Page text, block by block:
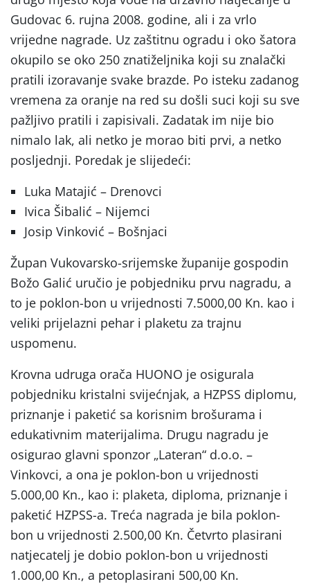
Gudovac 6. rujna 2008. godine, ali i za vrlo
vrijedne nagrade. Uz zaštitnu ogradu i oko šatora
okupilo se oko 250 znatiželjnika koji su znalački
pratili izoravanje svake brazde. Po isteku zadanog
vremena za oranje na red su došli suci koji su sve
pažljivo pratili i zapisivali. Zadatak im nije bio
nimalo lak, ali netko je morao biti prvi, a netko
posljednji. Poredak je slijedeći:
Luka Matajić – Drenovci
Ivica Šibalić – Nijemci
Josip Vinković – Bošnjaci
Župan Vukovarsko-srijemske županije gospodin
Božo Galić uručio je pobjedniku prvu nagradu, a
to je poklon-bon u vrijednosti 7.5000,00 Kn. kao i
veliki prijelazni pehar i plaketu za trajnu
uspomenu.
Krovna udruga orača HUONO je osigurala
pobjedniku kristalni svijećnjak, a HZPSS diplomu,
priznanje i paketić sa korisnim brošurama i
edukativnim materijalima. Drugu nagradu je
osigurao glavni sponzor „Lateran“ d.o.o. –
Vinkovci, a ona je poklon-bon u vrijednosti
5.000,00 Kn., kao i: plaketa, diploma, priznanje i
paketić HZPSS-a. Treća nagrada je bila poklon-
bon u vrijednosti 2.500,00 Kn. Četvrto plasirani
natjecatelj je dobio poklon-bon u vrijednosti
1.000,00 Kn., a petoplasirani 500,00 Kn.